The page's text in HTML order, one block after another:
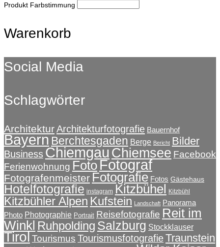
Produkt Farbstimmung
Warenkorb
Social Media
Schlagwörter
ArchitekturArchitekturfotografie Bauernhof
Bayern Berchtesgaden Berge Bericht Bilder
BusinessChiemgauChiemsee Facebook
Ferienwohnung FotoFotograf
Fotografenmeister Fotografie Fotos Gästehaus
Hotelfotografie instagram Kitzbühel Kitzbühl
Kitzbühler Alpen Kufstein Landschaft Panorama
Photo Photographie Portrait Reisefotografie Reit im
Winkl Ruhpolding Salzburg Stockklauser
TirolTourismus TourismusfotografieTraunstein